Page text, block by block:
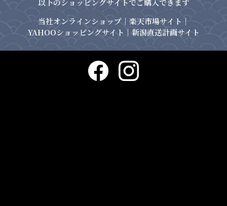
以下のショッピングサイトでご購入できます
当社オンラインショップ｜ 楽天市場サイト ｜
YAHOOショッピングサイト ｜ 新潟直送計画サイト